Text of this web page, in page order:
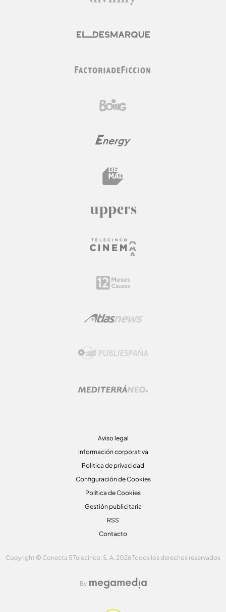
Aviso legal
Información corporativa
Politica de privacidad
Configuración de Cookies
Política de Cookies
Gestión publicitaria
RSS
Contacto
Copyright © Conecta 5 Telecinco, S. A. 2026 Todos los derechos reservados
By